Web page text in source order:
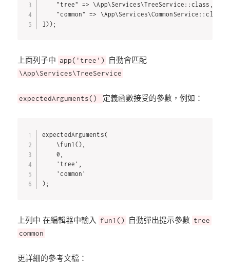
    "tree" => \App\Services\TreeService::class,
    "common" => \App\Services\CommonService::class,
]));
上面列子中 app('tree') 自動會匹配
\App\Services\TreeService
expectedArguments() 定義函數接受的參數，例如：
expectedArguments(
    \fun1(),
    0,
    'tree',
    'common'
);
上列中 在編輯器中輸入 fun1() 自動彈出提示參數 tree
common
更詳細的參考文檔：